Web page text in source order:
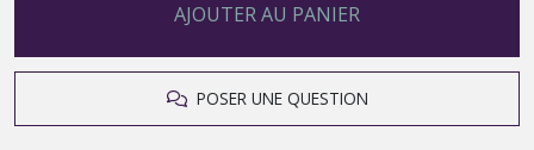
AJOUTER AU PANIER
POSER UNE QUESTION